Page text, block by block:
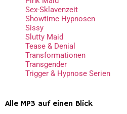
Sex-Sklavenzeit
Showtime Hypnosen
Sissy
Slutty Maid
Tease & Denial
Transformationen
Transgender
Trigger & Hypnose Serien
Alle MP3 auf einen Blick